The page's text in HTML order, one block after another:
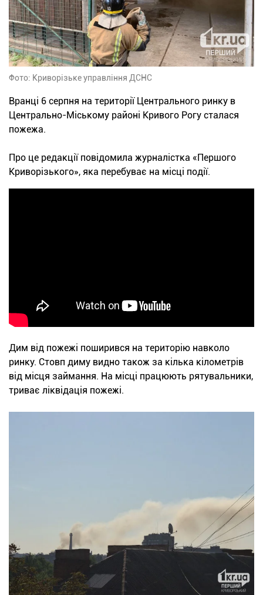
Фото: Криворізьке управління ДСНС
Вранці 6 серпня на території Центрального ринку в
Центрально-Міському районі Кривого Рогу сталася
пожежа.
Про це редакції повідомила журналістка «Першого
Криворізького», яка перебуває на місці події.
Дим від пожежі поширився на територію навколо
ринку. Стовп диму видно також за кілька кілометрів
від місця займання. На місці працюють рятувальники,
триває ліквідація пожежі.